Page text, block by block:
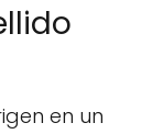
en un